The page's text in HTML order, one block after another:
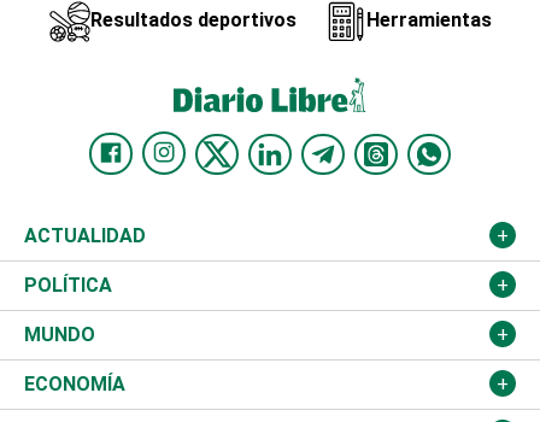
Resultados deportivos Herramientas
ACTUALIDAD
Nacional
Ciudad
Educación
POLÍTICA
Partidos
JCE
MUNDO
Estados Unidos
ECONOMÍA